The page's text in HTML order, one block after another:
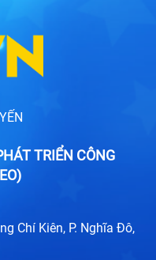
TRIỂN CÔNG
Chí Kiên, P. Nghĩa Đô,